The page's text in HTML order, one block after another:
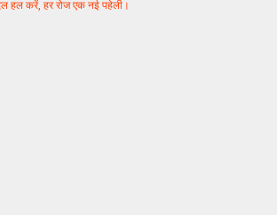
हल करें, हर रोज एक नई पहेली।